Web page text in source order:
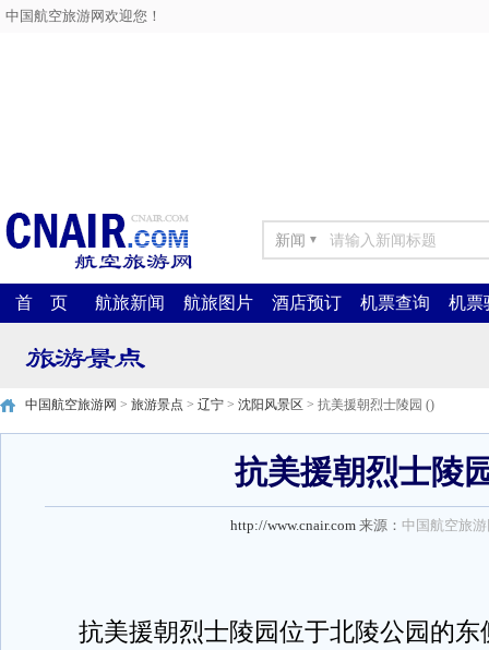
中国航空旅游网欢迎您！
新闻 ▼
首 页 航旅新闻 航旅图片 酒店预订 机票查询 机票
中国航空旅游网 > 旅游景点 > 辽宁 > 沈阳风景区 > 抗美援朝烈士陵园 ()
抗美援朝烈士陵
http://www.cnair.com 来源： 中国航空旅
抗美援朝烈士陵园位于北陵公园的东